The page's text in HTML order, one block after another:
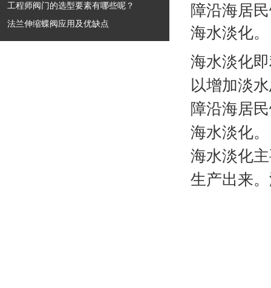
工程师阀门的选型要素有哪些呢？
法兰伸缩蝶阀应用及优缺点
障沿海居
海水淡化。
海水淡化
以增加淡
障沿海居
海水淡化。
海水淡化
生产出来